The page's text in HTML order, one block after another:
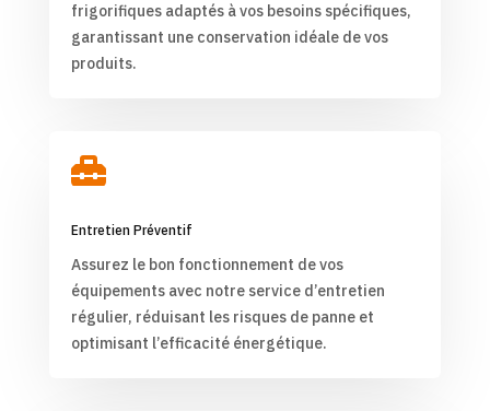
frigorifiques adaptés à vos besoins spécifiques,
garantissant une conservation idéale de vos
produits.

Entretien Préventif
Assurez le bon fonctionnement de vos
équipements avec notre service d’entretien
régulier, réduisant les risques de panne et
optimisant l’efficacité énergétique.